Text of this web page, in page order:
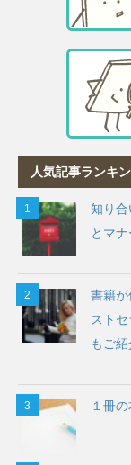
人気記事ランキ
知り
とマナ
書籍
スト
もご紹
１冊